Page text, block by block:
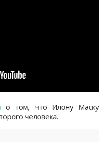
о том, что Илону Маску
человека.